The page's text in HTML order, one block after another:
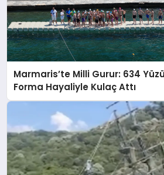
Marmaris’te Milli Gurur: 634
Forma Hayaliyle Kulaç Attı